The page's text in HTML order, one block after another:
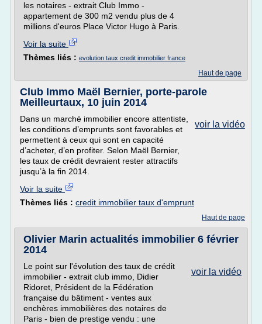
les notaires - extrait Club Immo -
appartement de 300 m2 vendu plus de 4
millions d'euros Place Victor Hugo à Paris.
Voir la suite
Thèmes liés : evolution taux credit immobilier france
Haut de page
Club Immo Maël Bernier, porte-parole
Meilleurtaux, 10 juin 2014
voir la vidéo
Dans un marché immobilier encore attentiste,
les conditions d’emprunts sont favorables et
permettent à ceux qui sont en capacité
d’acheter, d’en profiter. Selon Maël Bernier,
les taux de crédit devraient rester attractifs
jusqu’à la fin 2014.
Voir la suite
Thèmes liés : credit immobilier taux d'emprunt
Haut de page
Olivier Marin actualités immobilier 6 février
2014
voir la vidéo
Le point sur l'évolution des taux de crédit
immobilier - extrait club immo, Didier
Ridoret, Président de la Fédération
française du bâtiment - ventes aux
enchères immobilières des notaires de
Paris - bien de prestige vendu : une